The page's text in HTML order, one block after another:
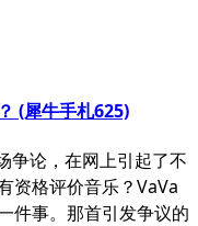
(犀牛手札625)
争论，在网上引起了不
资格评价音乐？VaVa
件事。那首引发争议的